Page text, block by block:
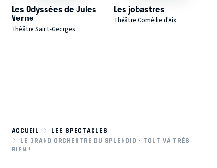
Les Odyssées de Jules
Verne
Théâtre Saint-Georges
Les jobastres
Théâtre Comédie d'Aix
ACCUEIL
LES SPECTACLES
LE GRAND ORCHESTRE DU SPLENDID - TOUT VA TRÈS
BIEN !